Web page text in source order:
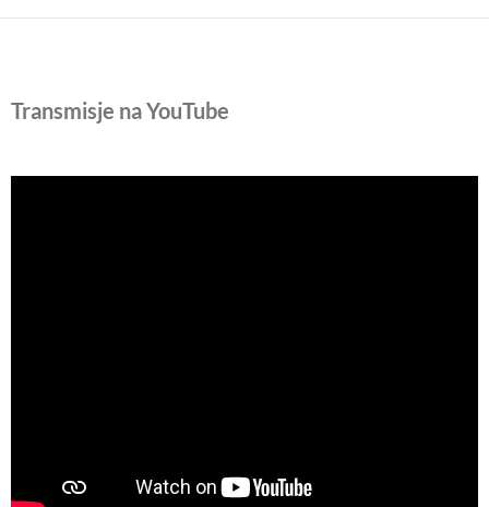
Transmisje na YouTube